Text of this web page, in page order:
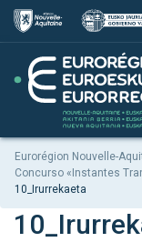
Eurorégion Nouvelle-
Concurso «Instantes
10_Irurrekaeta